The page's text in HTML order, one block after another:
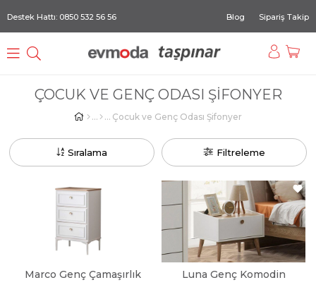
Destek Hattı: 0850 532 56 56 Blog Sipariş Takip
ÇOCUK VE GENÇ ODASI ŞIFONYER
Çocuk ve Genç Odası Şifonyer
Filtreleme
Sıralama
Marco Genç Çamaşırlık Luna Genç Komodin